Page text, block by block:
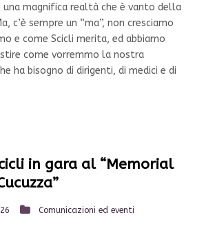
una magnifica realtà che è vanto della
c’è sempre un “ma”, non cresciamo
e come Scicli merita, ed abbiamo
come vorremmo la nostra
ha bisogno di dirigenti, di medici e di
in gara al “Memorial
Comunicazioni ed eventi